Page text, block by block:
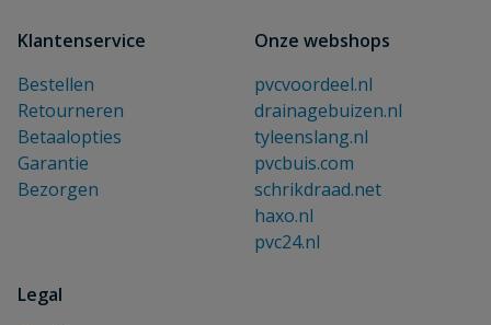
Klantenservice
Bestellen
Retourneren
Betaalopties
Garantie
Bezorgen
Onze webshops
pvcvoordeel.nl
drainagebuizen.nl
tyleenslang.nl
pvcbuis.com
schrikdraad.net
haxo.nl
pvc24.nl
Legal